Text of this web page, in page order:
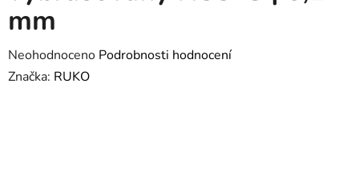
mm
Průměrné
hodnocení
Neohodnoceno Podrobnosti hodnocení
Značka: RUKO